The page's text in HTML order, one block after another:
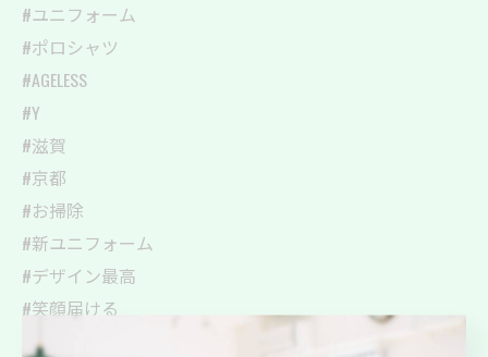
#ユニフォーム
#ポロシャツ
#AGELESS
#Y
#滋賀
#京都
#お掃除
#新ユニフォーム
#デザイン最高
#笑顔届ける
#感謝